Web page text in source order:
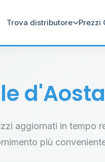
Trova distributore Prezzi
d'Aosta
aggiornati in tempo
più